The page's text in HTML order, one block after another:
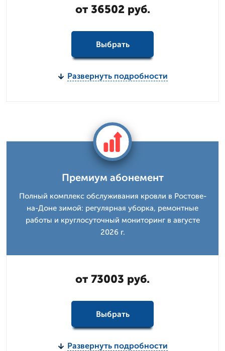
от 36502 руб.
Выбрать
Развернуть подробности
Премиум абонемент
Полный комплекс обслуживания кровли в Ростове-
на-Доне зимой: регулярная уборка, ремонтные
работы и круглосуточный мониторинг в августе
2026 г.
от 73003 руб.
Выбрать
Развернуть подробности